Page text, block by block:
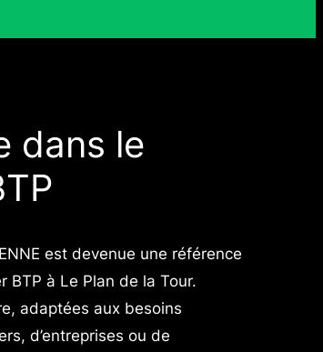
dans le
est devenue une référence
à Le Plan de la Tour.
adaptées aux besoins
d’entreprises ou de